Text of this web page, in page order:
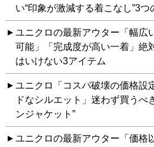
い“印象が激減する着こなし”3つ
ユニクロの最新アウター「幅広
可能」「完成度が高い一着」絶
はいけない3アイテム
ユニクロ「コスパ破壊の価格設
ドなシルエット」迷わず買うべ
ンジャケット”
ユニクロの最新アウター「価格